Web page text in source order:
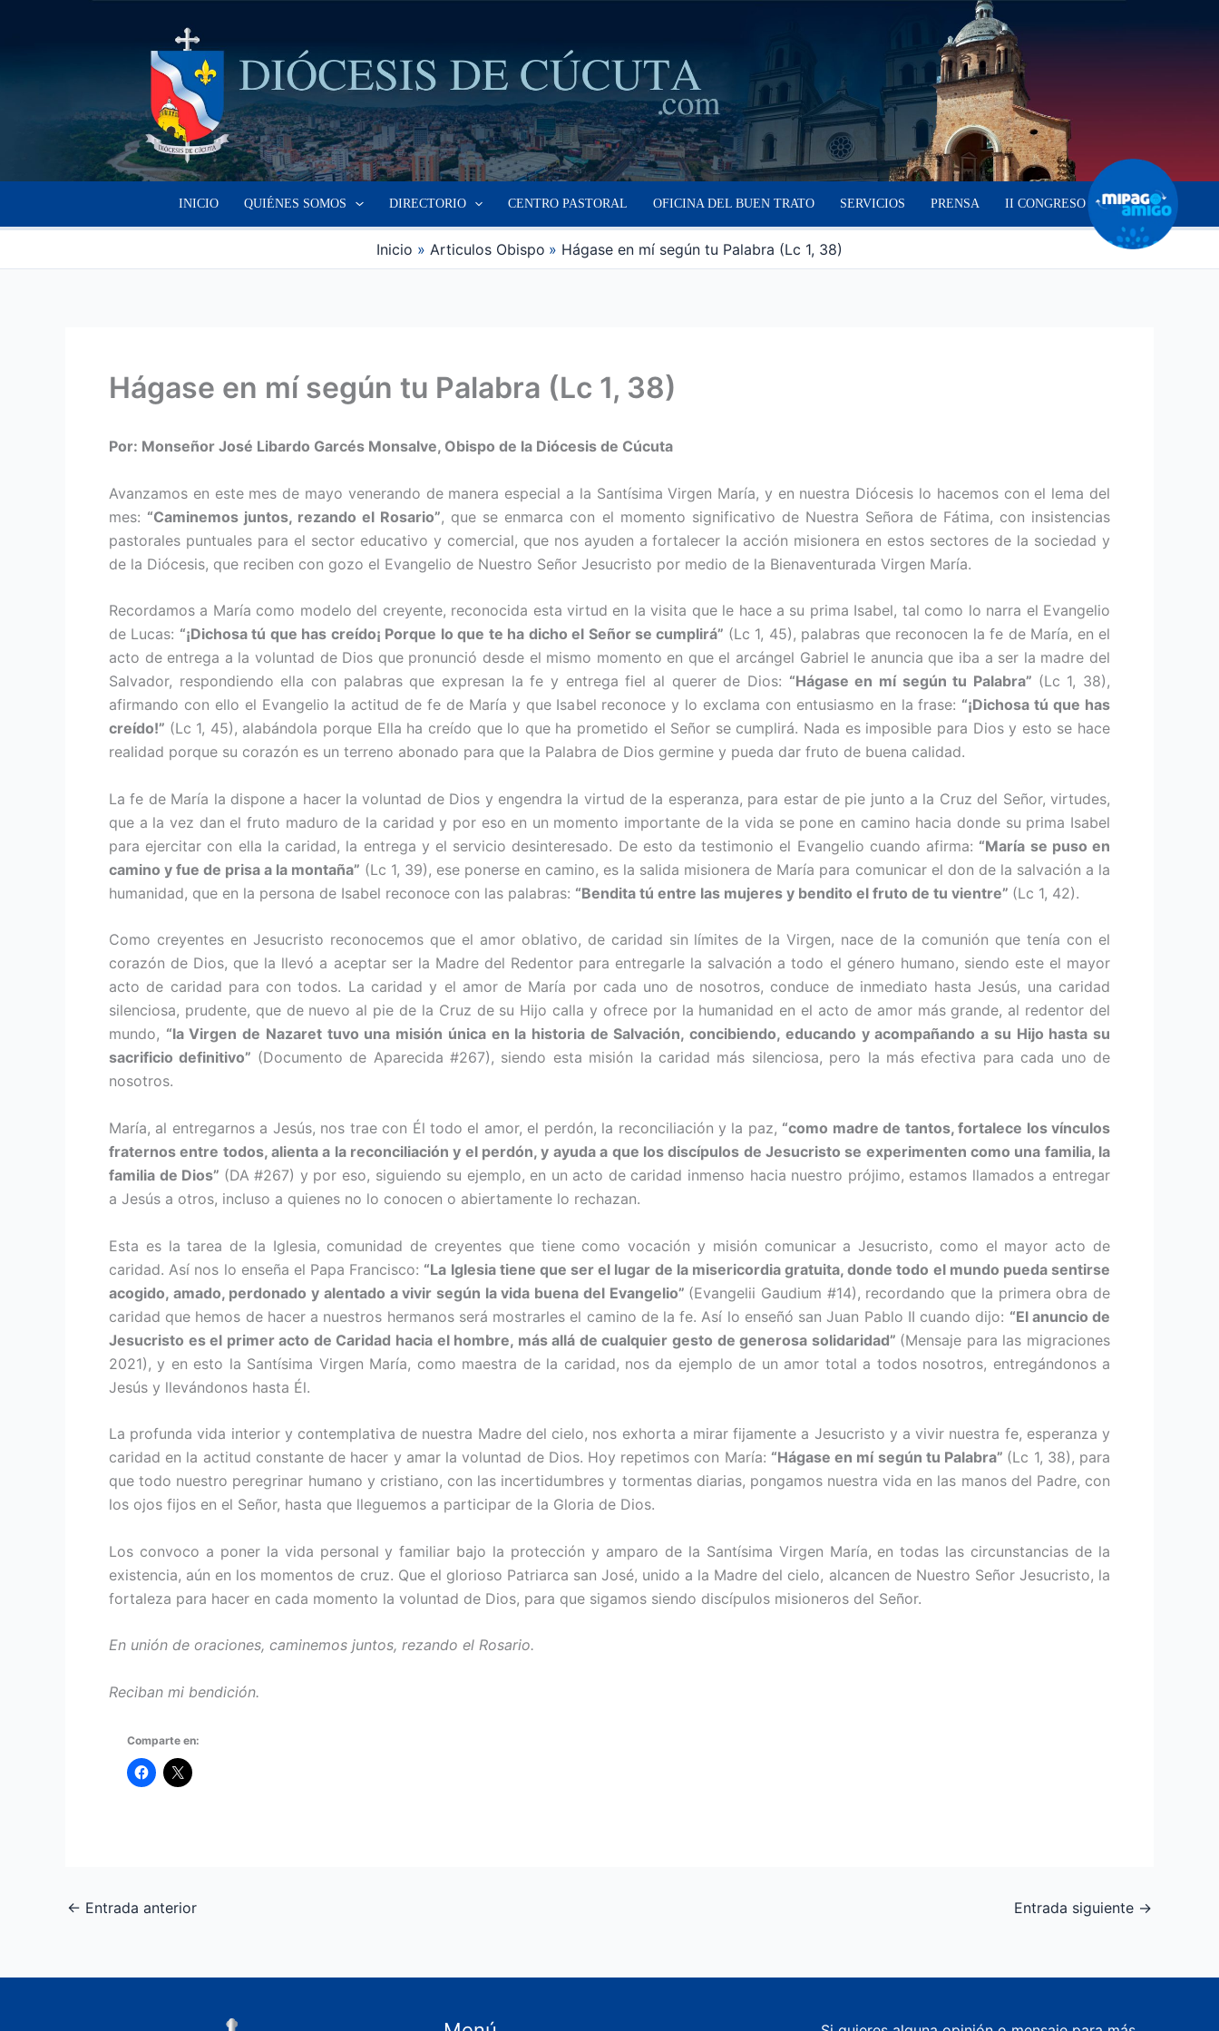
INICIO QUIÉNES SOMOS DIRECTORIO CENTRO PASTORAL OFICINA DEL BUEN TRATO SERVICIOS PRENSA II CONGRESO
Inicio Articulos Obispo Hágase en mí según tu Palabra (Lc 1, 38)
Hágase en mí según tu Palabra (Lc 1, 38)
Por: Monseñor José Libardo Garcés Monsalve, Obispo de la Diócesis de Cúcuta
Avanzamos en este mes de mayo venerando de manera especial a la Santísima Virgen María, y en nuestra Diócesis lo hacemos con el lema del
mes: “Caminemos juntos, rezando el Rosario”, que se enmar­ca con el momento significativo de Nuestra Señora de Fátima, con insis­tencias
pastorales puntuales para el sector educativo y comercial, que nos ayuden a fortalecer la acción misione­ra en estos sectores de la sociedad y
de la Diócesis, que reciben con gozo el Evangelio de Nuestro Señor Jesu­cristo por medio de la Bienaventurada Virgen María.
Recordamos a María como modelo del creyente, reconocida esta virtud en la visita que le hace a su prima Isabel, tal como lo narra el Evangelio
de Lucas: “¡Dichosa tú que has creído¡ Porque lo que te ha dicho el Señor se cumpli­rá” (Lc 1, 45), palabras que reconocen la fe de María, en el
acto de entrega a la voluntad de Dios que pronunció desde el mismo momento en que el arcángel Gabriel le anuncia que iba a ser la madre del
Salvador, respondien­do ella con palabras que expresan la fe y entrega fiel al querer de Dios: “Há­gase en mí según tu Palabra” (Lc 1, 38),
afirmando con ello el Evangelio la actitud de fe de María y que Isabel reconoce y lo exclama con entusiasmo en la frase: “¡Dichosa tú que has
creí­do!” (Lc 1, 45), alabándola porque Ella ha creído que lo que ha prometido el Señor se cumplirá. Nada es imposible para Dios y esto se hace
realidad porque su corazón es un terreno abonado para que la Palabra de Dios germine y pueda dar fruto de buena calidad.
La fe de María la dispone a hacer la voluntad de Dios y engendra la virtud de la esperanza, para estar de pie junto a la Cruz del Señor, virtudes,
que a la vez dan el fruto maduro de la caridad y por eso en un momento impor­tante de la vida se pone en camino hacia donde su prima Isabel
para ejer­citar con ella la caridad, la entrega y el servicio desinteresado. De esto da testimonio el Evangelio cuando afirma: “María se puso en
camino y fue de prisa a la montaña” (Lc 1, 39), ese ponerse en camino, es la salida misionera de María para co­municar el don de la salvación a la
hu­manidad, que en la persona de Isabel reconoce con las palabras: “Bendita tú entre las mujeres y bendito el fru­to de tu vientre” (Lc 1, 42).
Como creyentes en Jesucristo recono­cemos que el amor oblativo, de cari­dad sin límites de la Virgen, nace de la comunión que tenía con el
corazón de Dios, que la llevó a aceptar ser la Madre del Redentor para entregarle la salvación a todo el género humano, siendo este el mayor
acto de caridad para con todos. La caridad y el amor de María por cada uno de nosotros, conduce de inmediato hasta Jesús, una caridad
silenciosa, prudente, que de nuevo al pie de la Cruz de su Hijo calla y ofrece por la humanidad en el acto de amor más grande, al redentor del
mundo, “la Virgen de Nazaret tuvo una misión única en la historia de Salvación, concibiendo, educando y acompañando a su Hijo hasta su
sacrificio definitivo” (Documento de Aparecida #267), sien­do esta misión la caridad más silenciosa, pero la más efectiva para cada uno de
nosotros.
María, al entregarnos a Jesús, nos trae con Él todo el amor, el perdón, la reconciliación y la paz, “como madre de tantos, fortalece los vínculos
fraternos entre todos, alien­ta a la reconciliación y el perdón, y ayuda a que los discípulos de Jesu­cristo se experimenten como una fa­milia, la
familia de Dios” (DA #267) y por eso, siguiendo su ejemplo, en un acto de caridad inmenso hacia nuestro prójimo, estamos llamados a entregar
a Jesús a otros, incluso a quienes no lo conocen o abiertamente lo rechazan.
Esta es la tarea de la Iglesia, comu­nidad de creyentes que tiene como vocación y misión comunicar a Jesu­cristo, como el mayor acto de
caridad. Así nos lo enseña el Papa Francisco: “La Iglesia tiene que ser el lugar de la misericordia gratuita, donde todo el mundo pueda sentirse
acogido, amado, perdonado y alentado a vivir según la vida buena del Evangelio” (Evangelii Gaudium #14), recordando que la primera obra de
caridad que he­mos de hacer a nuestros hermanos será mostrarles el camino de la fe. Así lo enseñó san Juan Pablo II cuando dijo: “El anuncio de
Jesucristo es el pri­mer acto de Caridad hacia el hom­bre, más allá de cualquier gesto de generosa solidaridad” (Mensaje para las migraciones
2021), y en esto la Santísima Virgen María, como maes­tra de la caridad, nos da ejemplo de un amor total a todos nosotros, entregán­donos a
Jesús y llevándonos hasta Él.
La profunda vida interior y contem­plativa de nuestra Madre del cielo, nos exhorta a mirar fijamente a Jesucristo y a vivir nuestra fe, esperanza y
cari­dad en la actitud constante de hacer y amar la voluntad de Dios. Hoy repeti­mos con María: “Hágase en mí según tu Palabra” (Lc 1, 38), para
que todo nuestro peregrinar humano y cristiano, con las incertidumbres y tormentas diarias, pongamos nuestra vida en las manos del Padre, con
los ojos fijos en el Señor, hasta que lleguemos a parti­cipar de la Gloria de Dios.
Los convoco a poner la vida personal y familiar bajo la protección y amparo de la Santísima Virgen María, en to­das las circunstancias de la
existencia, aún en los momentos de cruz. Que el glorioso Patriarca san José, unido a la Madre del cielo, alcancen de Nuestro Señor Jesucristo, la
fortaleza para ha­cer en cada momento la voluntad de Dios, para que sigamos siendo discí­pulos misioneros del Señor.
En unión de oraciones, caminemos juntos, rezando el Rosario.
Reciban mi bendición.
Comparte en:
← Entrada anterior Entrada siguiente →